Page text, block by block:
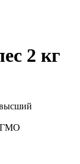
2 кг
ГМО